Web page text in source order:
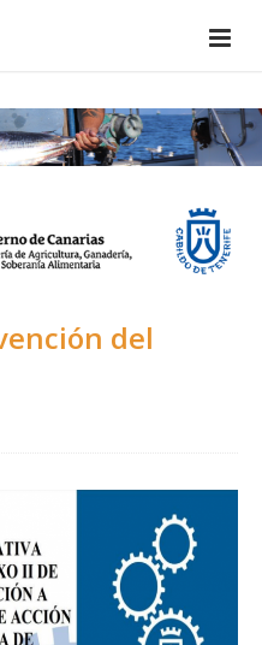
del